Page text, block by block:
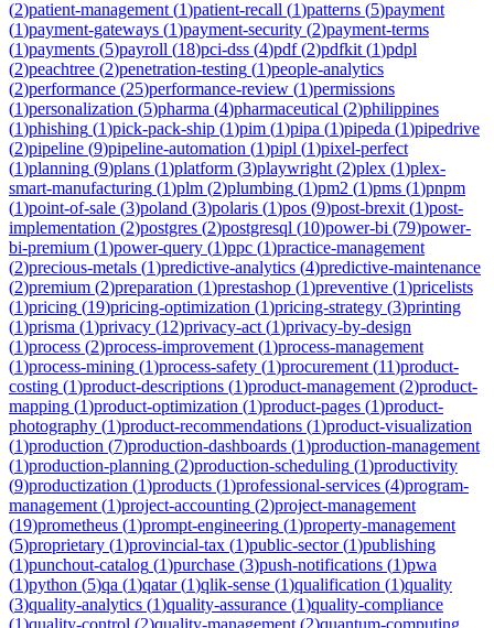
(2)patient-management (1)patient-recall (1)patterns (5)payment
(1)payment-gateways (1)payment-security (2)payment-terms
(1)payments (5)payroll (18)pci-dss (4)pdf(2)pdfkit (1)pdpl
(2)peachtree (2)penetration-testing (1)people-analytics
(2)performance (25)performance-review (1)permissions
(1)personalization (5)pharma (4)pharmaceutical (2)philippines
(1)phishing (1)pick-pack-ship (1)pim (1)pipa (1)pipeda (1)pipedrive
(2)pipeline (9)pipeline-automation (1)pipl (1)pixel-perfect
(1)planning (9)plans (1)platform (3)playwright (2)plex (1)plex-
smart-manufacturing (1)plm (2)plumbing (1)pm2 (1)pms (1)pnpm
(1)point-of-sale (3)poland (3)polaris (1)pos (9)post-brexit (1)post-
implementation (2)postgres (2)postgresql (10)power-bi (79)power-
bi-premium (1)power-query (1)ppc (1)practice-management
(2)precious-metals (1)predictive-analytics (4)predictive-maintenance
(2)premium (2)preparation (1)prestashop (1)preventive (1)pricelists
(1)pricing (19)pricing-optimization (1)pricing-strategy (3)printing
(1)prisma (1)privacy (12)privacy-act (1)privacy-by-design
(1)process (2)process-improvement (1)process-management
(1)process-mining (1)process-safety (1)procurement (11)product-
costing (1)product-descriptions (1)product-management (2)product-
mapping (1)product-optimization (1)product-pages (1)product-
photography (1)product-recommendations (1)product-visualization
(1)production (7)production-dashboards (1)production-management
(1)production-planning (2)production-scheduling (1)productivity
(9)productization (1)products (1)professional-services (4)program-
management (1)project-accounting (2)project-management
(19)prometheus (1)prompt-engineering (1)property-management
(5)proprietary (1)provincial-tax (1)public-sector(1)publishing
(1)punchout-catalog (1)purchase (3)push-notifications (1)pwa
(1)python (5)qa (1)qatar(1)qlik-sense (1)qualification (1)quality
(3)quality-analytics (1)quality-assurance (1)quality-compliance
(1)quality-control (2)quality-management (2)quantum-computing